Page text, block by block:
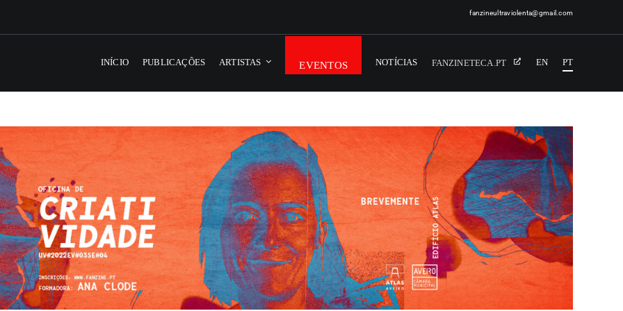
fanzineultraviolenta@gmail.com
INÍCIO PUBLICAÇÕES ARTISTAS EVENTOS NOTÍCIAS FANZINETECA.PT EN PT